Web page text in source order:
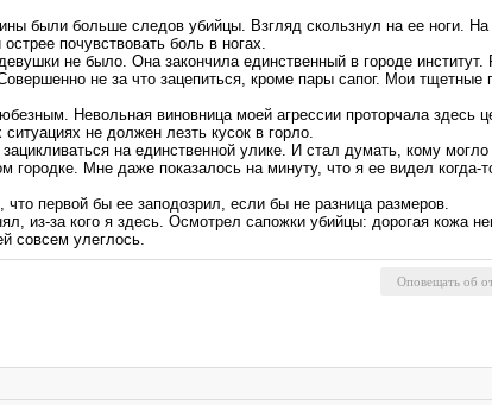
были больше следов убийцы. Взгляд скользнул на ее ноги.
почувствовать боль в ногах.
не было. Она закончила единственный в городе
не за что зацепиться, кроме пары сапог. Мои
Невольная виновница моей агрессии проторчала здесь
не должен лезть кусок в горло.
на единственной улике. И стал думать, кому
городке. Мне даже показалось на минуту, что я ее видел
первой бы ее заподозрил, если бы не разница размеров.
из-за кого я здесь. Осмотрел сапожки убийцы: дорогая кожа
совсем улеглось.